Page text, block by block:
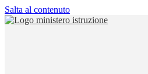
Salta al contenuto